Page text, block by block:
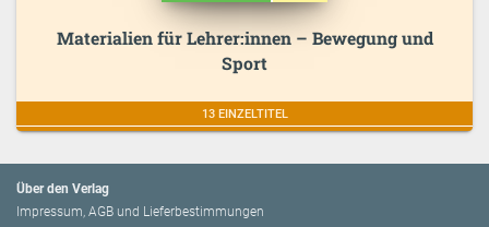
Materialien für Lehrer:innen – Bewegung und
Sport
13 EINZELTITEL
Über den Verlag
Impressum, AGB und Lieferbestimmungen